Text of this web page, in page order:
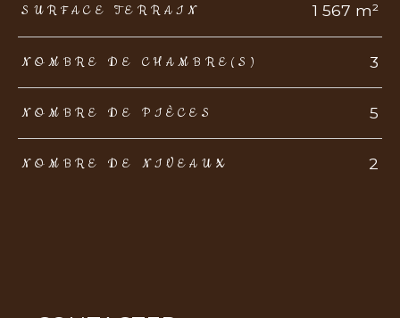
SURFACE TERRAIN 1 567 m²
NOMBRE DE CHAMBRE(S) 3
NOMBRE DE PIÈCES 5
NOMBRE DE NIVEAUX 2